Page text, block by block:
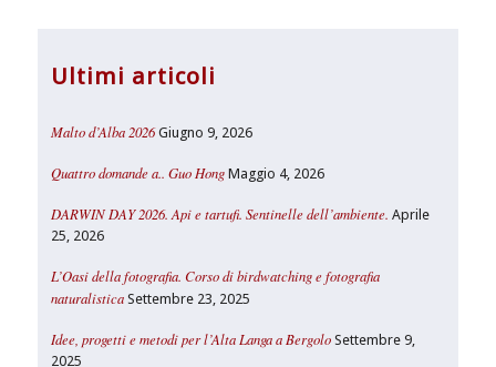
Ultimi articoli
Malto d’Alba 2026 Giugno 9, 2026
Quattro domande a.. Guo Hong Maggio 4, 2026
DARWIN DAY 2026. Api e tartufi. Sentinelle dell’ambiente. Aprile
25, 2026
L’Oasi della fotografia. Corso di birdwatching e fotografia
naturalistica Settembre 23, 2025
Idee, progetti e metodi per l’Alta Langa a Bergolo Settembre 9,
2025